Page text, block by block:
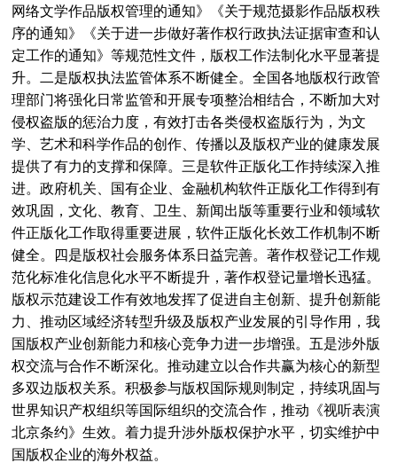
闲说版权# 哪吒动画同人爆改现象 [2025-02-28]
从《哪吒2》破纪录，看一场价值百亿的IP保卫战 [2025-02-14]
深圳市市场监督管理局关于公开征集深圳市2024年度知识产权十大事件的通知 [2025-01-10]
第三届深圳市版权协会专家鉴定委员会鉴定专家名单公示 [2025-01-10]
盘点2024的版权记忆：百舸争流 逐梦笃行 [2025-01-03]
报名通知 | 2024年香港秋季电子产品展 [2024-09-12]
邀请函 | 深圳市版权协会珠宝专业委员会诚邀您观展 [2024-09-12]
盐田区2024年现代时尚产业版权知识宣传活动 [2024-08-23]
版权保护与文化传承：珠宝行业合作与知识产权的共同守护 [2024-07-12]
市版权协会助力文博会，连续7年提供版权相关服务 [2023-06-16]
揭牌了！市版权协会积极参与筹备组建全市首个国家地理标志知识产权保护工作站，在昨日揭牌 [2023-06-16]
深圳市市场监督管理局关于开展参展作品 著作权免费登记服务的通知 [2023-05-31]
[2023-05-19]
司法知产全保护 | 南山区法院知识产权庭走进荔秀服饰知识产权保护工作站 [2023-05-19]
喜报 | 荔秀服饰文化街区知识产权保护工作站获评“优秀”等级 [2023-04-24]
网络文学作品版权管理的通知》《关于规范摄影作品版权秩
序的通知》《关于进一步做好著作权行政执法证据审查和认
定工作的通知》等规范性文件，版权工作法制化水平显著提
升。二是版权执法监管体系不断健全。全国各地版权行政管
理部门将强化日常监管和开展专项整治相结合，不断加大对
侵权盗版的惩治力度，有效打击各类侵权盗版行为，为文
学、艺术和科学作品的创作、传播以及版权产业的健康发展
提供了有力的支撑和保障。三是软件正版化工作持续深入推
进。政府机关、国有企业、金融机构软件正版化工作得到有
效巩固，文化、教育、卫生、新闻出版等重要行业和领域软
件正版化工作取得重要进展，软件正版化长效工作机制不断
健全。四是版权社会服务体系日益完善。著作权登记工作规
范化标准化信息化水平不断提升，著作权登记量增长迅猛。
版权示范建设工作有效地发挥了促进自主创新、提升创新能
力、推动区域经济转型升级及版权产业发展的引导作用，我
国版权产业创新能力和核心竞争力进一步增强。五是涉外版
权交流与合作不断深化。推动建立以合作共赢为核心的新型
多双边版权关系。积极参与版权国际规则制定，持续巩固与
世界知识产权组织等国际组织的交流合作，推动《视听表演
北京条约》生效。着力提升涉外版权保护水平，切实维护中
国版权企业的海外权益。